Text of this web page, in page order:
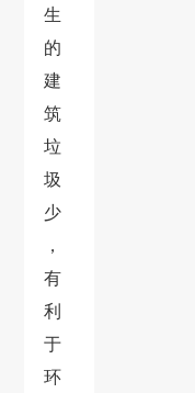
生
的
建
筑
垃
圾
少
，
有
利
于
环